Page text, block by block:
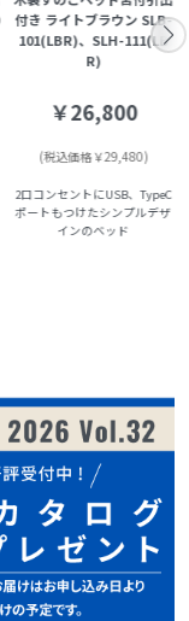
付き ライトブラウン SLB-
101(LBR)、SLH-111(LB
R)
￥26,800
(税込価格￥29,480)
2口コンセントにUSB、TypeC
ポートもつけたシンプルデザ
インのベッド